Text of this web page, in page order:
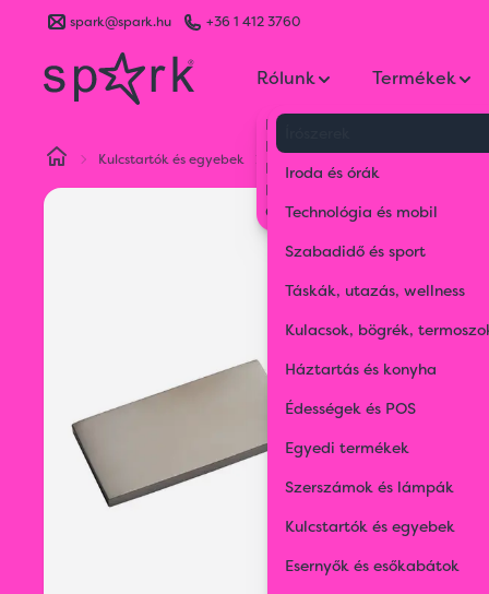
spark@spark.hu +36 1 412 3760
Rólunk
Kik vagyunk
Kapcsolat
Blog
Karrier
Gyakran Ismételt Kérdések
Termékek
Iroda és órák
Technológia és mobil
Szabadidő és sport
Táskák, utazás, wellness
Kulacsok, bögrék,
Háztartás és konyha
Édességek és POS
Egyedi termékek
Szerszámok és lámpák
Kulcstartók és egyebek
Esernyők és esőkabátok
Kulcstartók és egyebek